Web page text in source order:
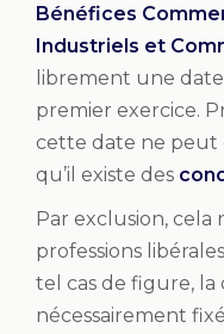
Bénéfices
Industriels et
librement une
premier exercice.
cette date ne peut
qu’il existe des
Par exclusion, cela
professions
tel cas de figure,
nécessairement